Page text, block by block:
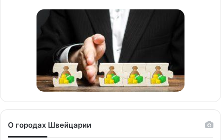
О городах Швейцарии